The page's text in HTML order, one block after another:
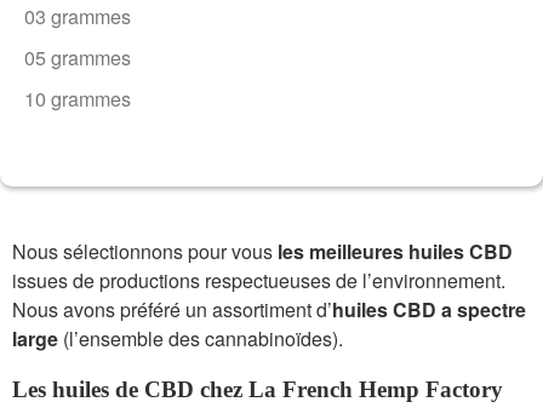
03 grammes
05 grammes
10 grammes
Nous sélectionnons pour vous les meilleures huiles CBD
issues de productions respectueuses de l’environnement.
Nous avons préféré un assortiment d’huiles CBD a spectre
large (l’ensemble des cannabinoïdes).
Les huiles de CBD chez La French Hemp Factory